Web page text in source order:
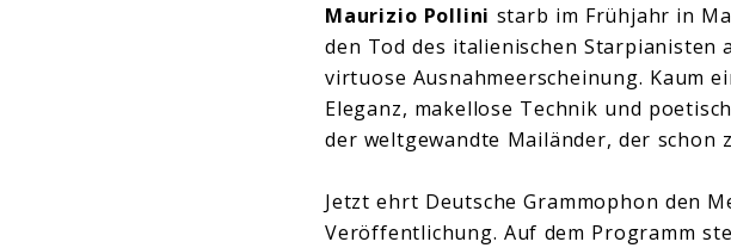
Maurizio Pollini starb im Frühjahr in
den Tod des italienischen Starpianisten
virtuose Ausnahmeerscheinung. Kaum
Eleganz, makellose Technik und
der weltgewandte Mailänder, der
Jetzt ehrt Deutsche Grammophon den
Veröffentlichung. Auf dem Programm